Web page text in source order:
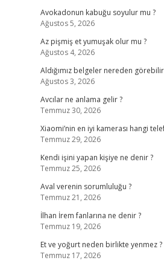
Avokadonun kabuğu soyulur mu ?
Ağustos 5, 2026
Az pişmiş et yumuşak olur mu ?
Ağustos 4, 2026
Aldığımız belgeler nereden
Ağustos 3, 2026
Avcılar ne anlama gelir ?
Temmuz 30, 2026
Xiaomi’nin en iyi kamerası hangi
Temmuz 29, 2026
Kendi işini yapan kişiye ne denir ?
Temmuz 25, 2026
Aval verenin sorumluluğu ?
Temmuz 21, 2026
İlhan İrem fanlarına ne denir ?
Temmuz 19, 2026
Et ve yoğurt neden birlikte yenmez ?
Temmuz 17, 2026